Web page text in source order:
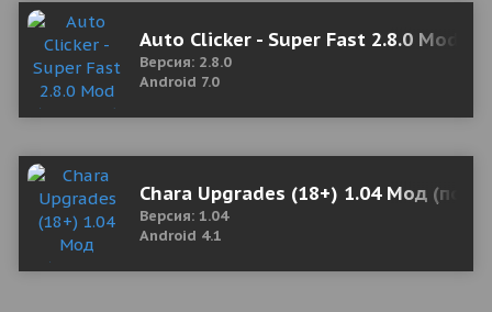
Auto Clicker - Super Fast 2.8.0 Mod
Версия: 2.8.0
Android 7.0
Chara Upgrades (18+) 1.04 Мод
Версия: 1.04
Android 4.1